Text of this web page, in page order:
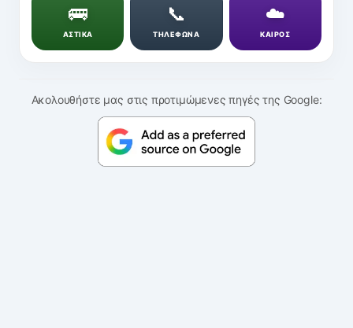
🚌
ΑΣΤΙΚΑ
📞
ΤΗΛΕΦΩΝΑ
☁️
ΚΑΙΡΟΣ
Ακολουθήστε μας στις προτιμώμενες πηγές της Google: